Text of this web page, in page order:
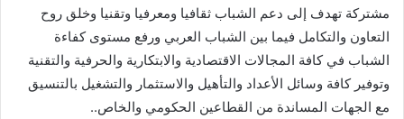
مشتركة تهدف إلى دعم الشباب ثقافيا ومعرفيا وتقنيا وخلق روح
التعاون والتكامل فيما بين الشباب العربي ورفع مستوى كفاءة
الشباب في كافة المجالات الاقتصادية والابتكارية والحرفية والتقنية
وتوفير كافة وسائل الأعداد والتأهيل والاستثمار والتشغيل بالتنسيق
مع الجهات المساندة من القطاعين الحكومي والخاص..